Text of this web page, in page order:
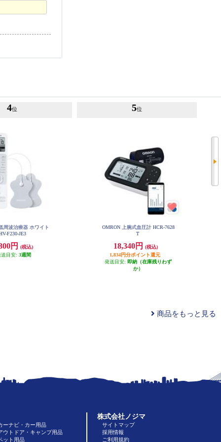
4位
周波治療器 ホワイト
F230-JE3
円
(税込)
送目安: 3週間
5位
OMRON 上腕式血圧計 HCR-7628
T
18,340円
(税込)
1,834円分ポイント還元
発送目安: 即納（在庫残りわず
か）
商品をもっと見る
ーナビ・カー用品
ウトドア・キャンプ用品
ット用品
株式会社ノジマ
サイトマップ
採用情報
ご利用規約